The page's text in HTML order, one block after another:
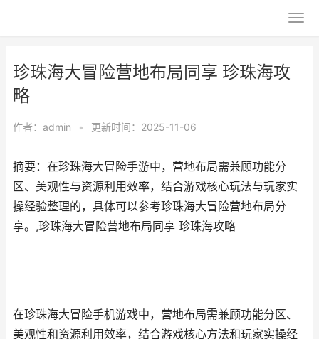
珍珠海大冒险营地布局同享 珍珠海攻
略
作者： admin • 更新时间：2025-11-06
摘要：在珍珠海大冒险手游中，营地布局需兼顾功能分
区、美观性与资源利用效率，结合游戏核心玩法与玩家实
操经验整理的，具体可以参考珍珠海大冒险营地布局分
享。,珍珠海大冒险营地布局同享 珍珠海攻略
在珍珠海大冒险手机游戏中，营地布局需兼顾功能分区、
美观性和资源利用效率，结合游戏核心方法和玩家实操经